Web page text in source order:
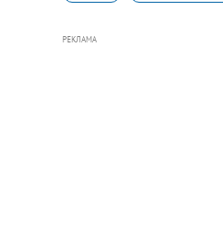
РЕКЛАМА